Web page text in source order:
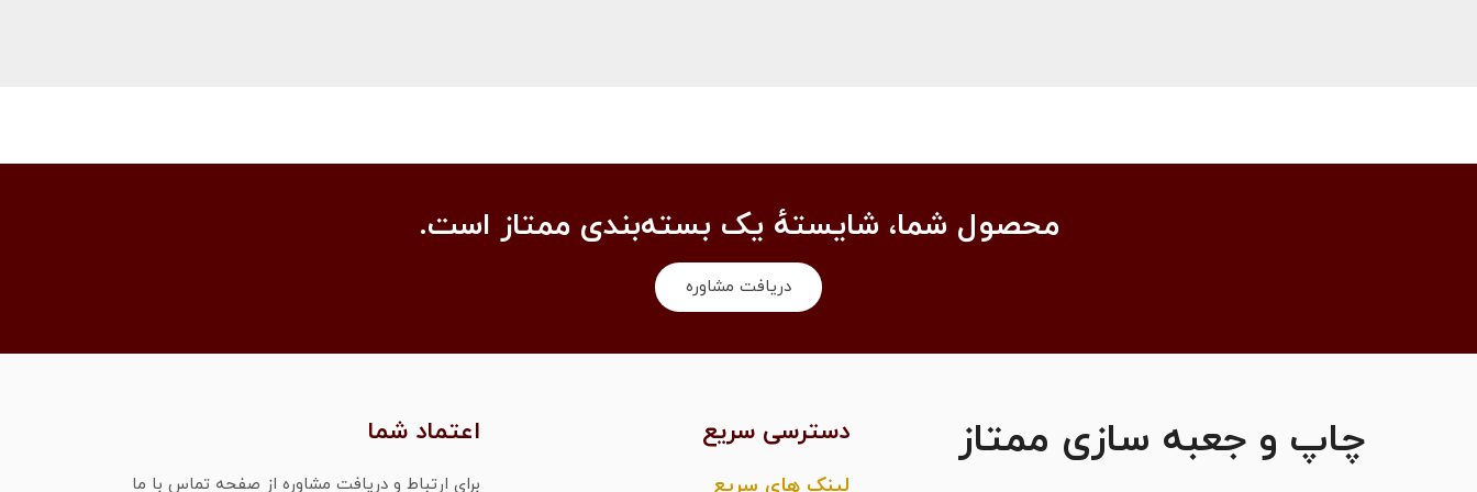
محصول شما، شایستهٔ یک بسته‌بندی ممتاز است.
دریافت مشاوره
چاپ و جعبه سازی ممتاز دسترسی سریع
لینک های سریع
اعتماد شما
برای ارتباط و دریافت مشاوره از صفحه تماس با ما